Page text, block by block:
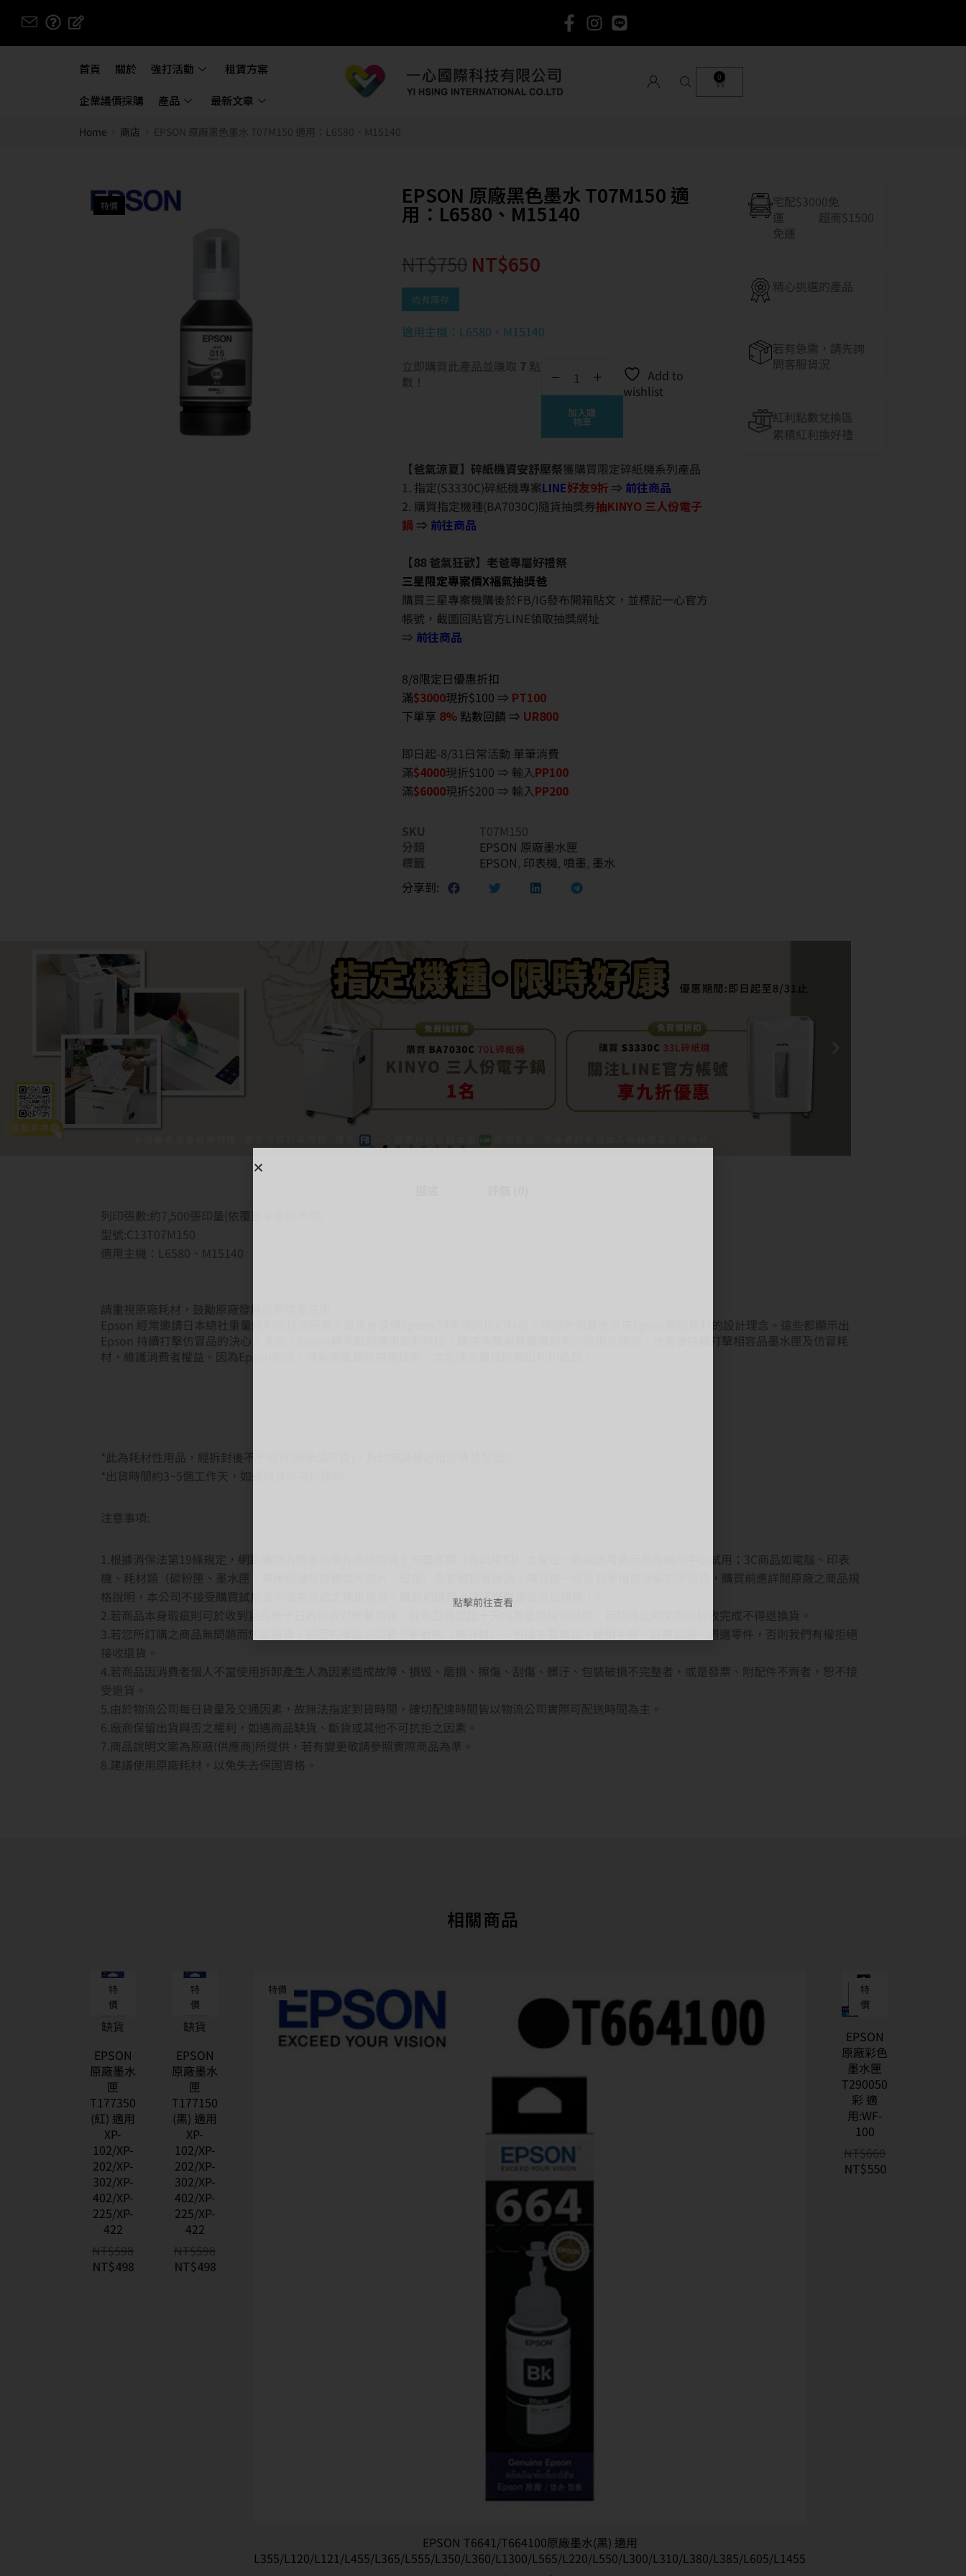
首頁 關於 強打活動 租賃方案
企業議價採購 產品 最新文章
0
Home 商店 EPSON 原廠黑色墨水 T07M150 適用：L6580、M15140
特價 EPSON 原廠黑色墨水 T07M150 適
用：L6580、M15140
NT$750 NT$650
尚有庫存
適用主機：L6580、M15140
立即購買此產品並賺取 7點
數！
加入購
物車
Add to
wishlist
【爸氣涼夏】碎紙機資安舒壓祭獲購買限定碎紙機系列產品
1. 指定(S3330C)碎紙機專案LINE好友9折 ⇒ 前往商品
2. 購買指定機種(BA7030C)隨貨抽獎券抽KINYO 三人份電子
鍋 ⇒ 前往商品
【88 爸氣狂歡】老爸專屬好禮祭
三星限定專案價X福氣抽獎爸
購買三星專案機購後於FB/IG發布開箱貼文，並標記一心官方
帳號，截圖回貼官方LINE領取抽獎網址
⇒ 前往商品
8/8限定日優惠折扣
滿$3000現折$100 ⇒ PT100
下單享 8% 點數回饋 ⇒ UR800
即日起-8/31日常活動 單筆消費
滿$4000現折$100 ⇒ 輸入PP100
滿$6000現折$200 ⇒ 輸入PP200
SKU
T07M150
分類
EPSON 原廠墨水匣
標籤
EPSON, 印表機, 噴墨, 墨水
分享到:
宅配$3000免
運 超商$1500
免運
精心挑選的產品
若有急需，請先詢
問客服貨況
紅利點數兌換區
累積紅利換好禮
列印張數:約7,500張印量(依覆蓋率有所不同)
型號:C13T07M150
適用主機：L6580、M15140
請重視原廠耗材，鼓勵原廠發展最新噴墨技術
Epson 經常邀請日本總社重量級列印技術研發人員來台宣傳Epson 印字頭的核心科技，與國內消費者分享Epson原廠耗材的設計理念。這些都顯示出
Epson 持續打擊仿冒品的決心。未來，Epson將不斷的運用創新科技，提供消費者最優質的列印技術及服務，也將會持續打擊相容品墨水匣及仿冒耗
材，維護消費者權益。因為Epson相信，唯有原廠最新噴墨技術，才能達到最佳的輸出列印品質。
*此為耗材性用品，經拆封後不予退貨(除新品不良)，拆封前請務必確認清楚型號!!
*出貨時間約3~5個工作天，如遇缺貨將另行通知
注意事項:
1.根據消保法第19條規定，網路購物消費者均享有商品到貨
之權益。如欲試用請至原廠展示中心試用；3C商品如電腦、印表
機、耗材類（碳粉匣、墨水匣、專用紙儲存媒體如光碟片、磁帶）及軟體類等商品，購買後一經拆封使用或安裝恕不退換，購買前應詳閱原廠之商品規
格說明，本公司不接受購買試用後不滿意商品之理由退貨。購買前請務必確認機型是否為您所需！?
2.若商品本身瑕疵則可於收到貨品後十日內與我們聯繫換貨。從商品收訖起十天內為退換貨保證期，若超過此期間視同驗收完成不得退換貨。
3.若您所訂購之商品無問題而您欲退貨，退回的商品必須是全新狀態（無拆封），包括主要商品、使用手冊、註冊回函、週邊零件，否則我們有權拒絕
接收退貨。
4.若商品因消費者個人不當使用拆卸產生人為因素造成故障、損毀、磨損、擦傷、刮傷、髒汙、包裝破損不完整者，或是發票、附配件不齊者，恕不接
受退貨。
5.由於物流公司每日貨量及交通因素，故無法指定到貨時間，確切配達時間皆以物流公司實際可配送時間為主。
6.廠商保留出貨與否之權利，如遇商品缺貨、斷貨或其他不可抗拒之因素。
7.商品說明文案為原廠(供應商)所提供，若有變更敬請參照實際商品為準。
8.建議使用原廠耗材，以免失去保固資格。
相關商品
特
價
缺貨
EPSON
原廠墨水
匣
T177350
(紅) 適用
XP-
102/XP-
202/XP-
302/XP-
402/XP-
225/XP-
422
NT$598
NT$498
特
價
缺貨
EPSON
原廠墨水
匣
T177150
(黑) 適用
XP-
102/XP-
202/XP-
302/XP-
402/XP-
225/XP-
422
NT$598
NT$498
特價
EPSON T6641/T664100原廠墨水(黑) 適用
L355/L120/L121/L455/L365/L555/L350/L360/L1300/L565/L220/L550/L300/L310/L380/L385/L605/L1455
特
價
EPSON
原廠彩色
墨水匣
T290050
彩 適
用:WF-
100
NT$660
NT$550
點擊前往查看